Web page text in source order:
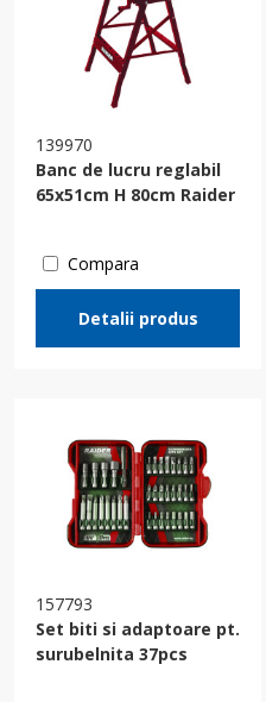
139970
Banc de lucru reglabil
65x51cm H 80cm Raider
Compara
Detalii produs
157793
Set biti si adaptoare pt.
surubelnita 37pcs